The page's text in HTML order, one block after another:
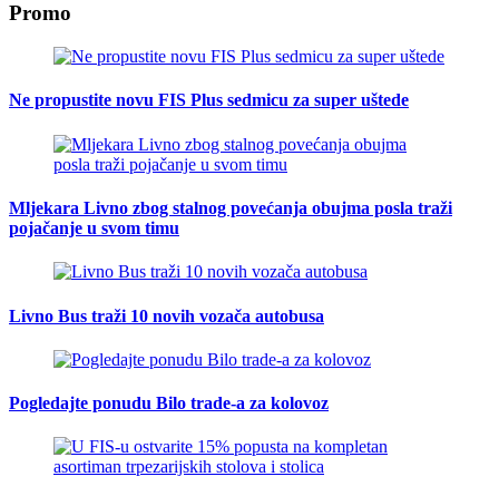
Promo
Ne propustite novu FIS Plus sedmicu za super uštede
Mljekara Livno zbog stalnog povećanja obujma posla traži
pojačanje u svom timu
Livno Bus traži 10 novih vozača autobusa
Pogledajte ponudu Bilo trade-a za kolovoz